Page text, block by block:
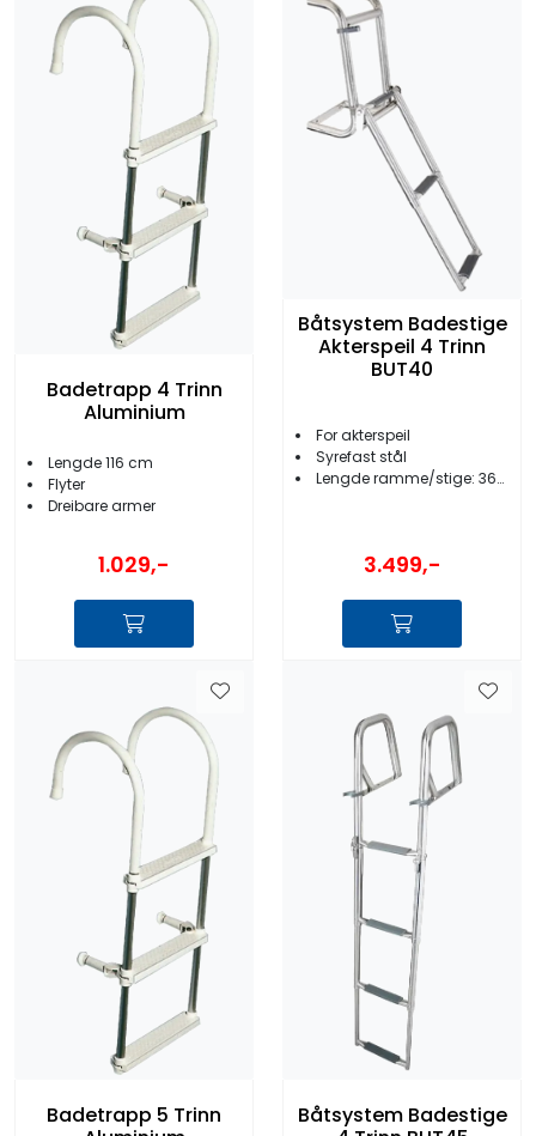
Badetrapp 4 Trinn
Aluminium
Lengde 116 cm
Flyter
Dreibare armer
1.029,-
Båtsystem Badestige
Akterspeil 4 Trinn
BUT40
For akterspeil
Syrefast stål
Lengde ramme/stige: 360/590 mm
3.499,-
Badetrapp 5 Trinn
Båtsystem Badestige